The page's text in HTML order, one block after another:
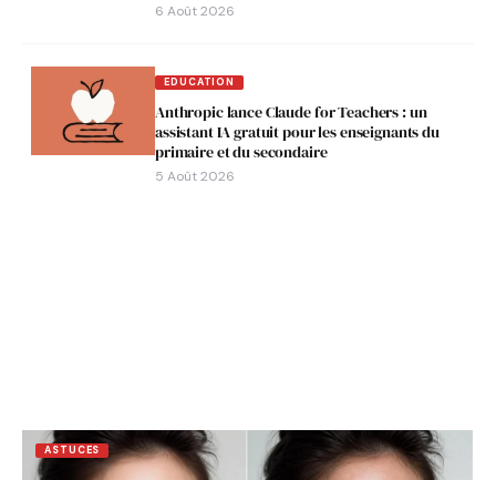
6 Août 2026
EDUCATION
Anthropic lance Claude for Teachers : un
assistant IA gratuit pour les enseignants du
primaire et du secondaire
5 Août 2026
ASTUCES